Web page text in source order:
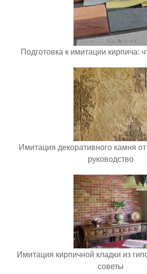
Подготовка к имитации кирпича:
Имитация декоративного камня
руководство
Имитация кирпичной кладки из
советы